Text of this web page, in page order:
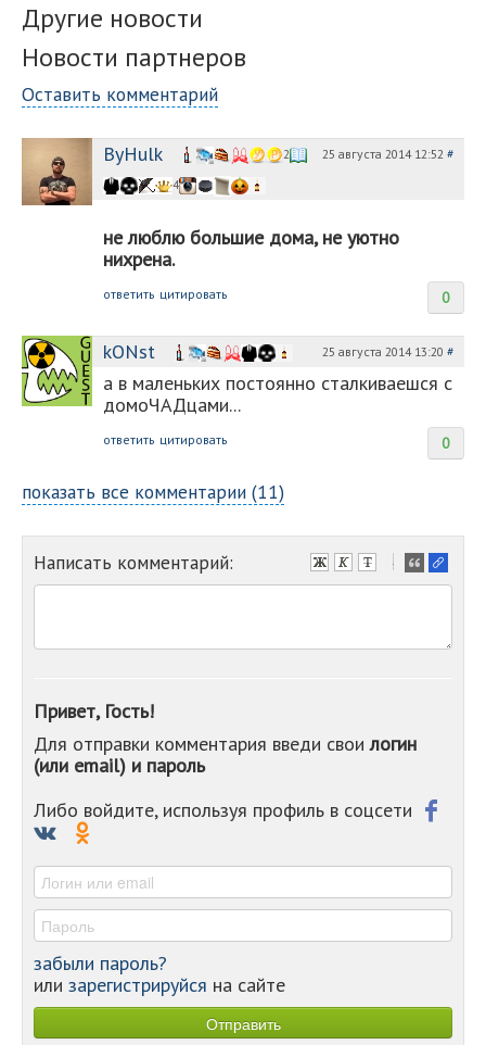
Другие новости
Новости партнеров
Оставить комментарий
ByHulk 25 августа 2014 12:52 #
2
4
не люблю большие дома, не уютно
нихрена.
0
ответить цитировать
kONst 25 августа 2014 13:20 #
а в маленьких постоянно сталкиваешся с
домоЧАДцами...
0
ответить цитировать
показать все комментарии (11)
Написать комментарий:
-
-
-
-
-
Привет, Гость!
Для отправки комментария введи своилогин
(или email) и пароль
Либо войдите, используя профиль в соцсети
забыли пароль?
или зарегистрируйся на сайте